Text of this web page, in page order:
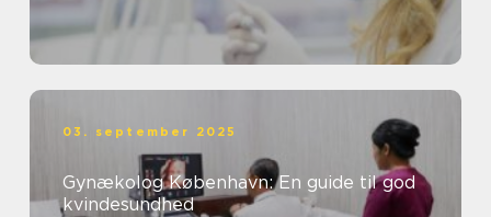
03. september 2025
Gynækolog København: En guide til god
kvindesundhed